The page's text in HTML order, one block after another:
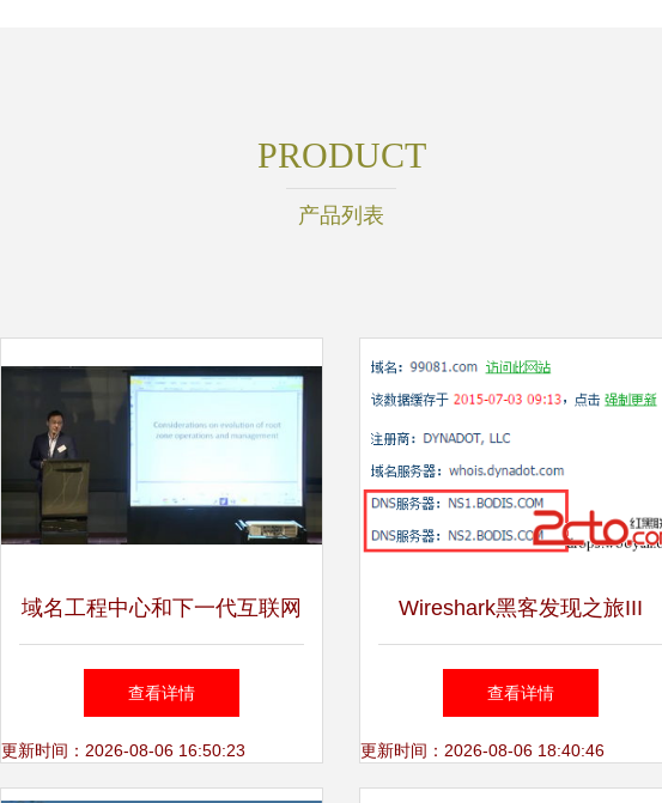
PRODUCT
产品列表
域名工程中心和下一代互联网
工程中心亮相未来根服务架构
研讨会，推动互联网域名注册
查看详情
更新时间：2026-08-06 16:50:23
Wireshark黑客发现之旅III
Bodisparking恶意代码与劫持
域名注册服务的暗战
查看详情
更新时间：2026-08-06 18:40:46